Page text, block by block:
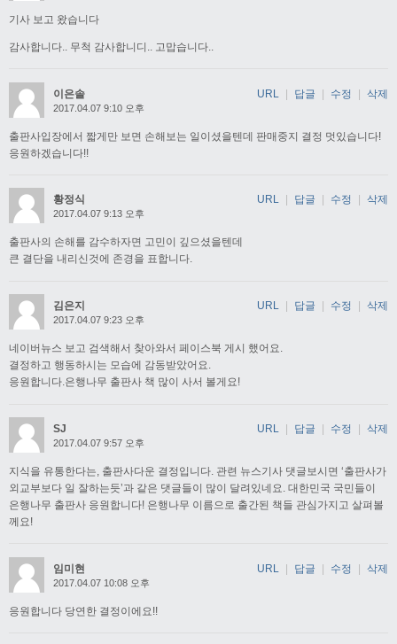
기사 보고 왔습니다
감사합니다.. 무척 감사합니디.. 고맙습니다..
이은솔
2017.04.07 9:10 오후
출판사입장에서 짧게만 보면 손해보는 일이셨을텐데 판매중지 결정 멋있습니다!
응원하겠습니다!!
URL | 답글 | 수정 | 삭제
황정식
2017.04.07 9:13 오후
출판사의 손해를 감수하자면 고민이 깊으셨을텐데
큰 결단을 내리신것에 존경을 표합니다.
URL 답글 수정 삭제
김은지
2017.04.07 9:23 오후
네이버뉴스 보고 검색해서 찾아와서 페이스북 게시 했어요.
결정하고 행동하시는 모습에 감동받았어요.
응원합니다.은행나무 출판사 책 많이 사서 볼게요!
URL 답글 수정 삭제
SJ
2017.04.07 9:57 오후
지식을 유통한다는, 출판사다운 결정입니다. 관련 뉴스기사 댓글보시면 ‘출판사가
외교부보다 일 잘하는듯’과 같은 댓글들이 많이 달려있네요. 대한민국 국민들이
은행나무 출판사 응원합니다! 은행나무 이름으로 출간된 책들 관심가지고 살펴볼
께요!
URL 답글 수정 삭제
임미현
2017.04.07 10:08 오후
응원합니다 당연한 결정이에요!!
URL | 답글 | 수정 | 삭제